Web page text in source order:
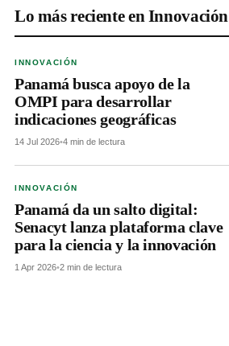
Lo más reciente en Innovación
INNOVACIÓN
Panamá busca apoyo de la
OMPI para desarrollar
indicaciones geográficas
14 Jul 2026•4 min de lectura
INNOVACIÓN
Panamá da un salto digital:
Senacyt lanza plataforma clave
para la ciencia y la innovación
1 Apr 2026•2 min de lectura